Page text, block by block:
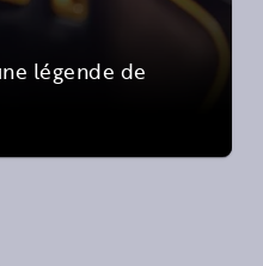
légende de